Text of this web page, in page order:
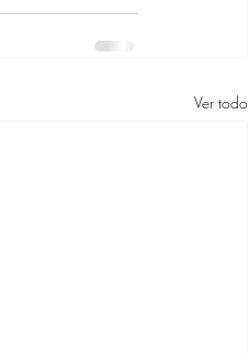
Ver todo